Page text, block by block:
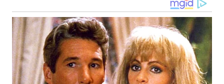
SELATAN
WN
TANJUNG
LESUNG